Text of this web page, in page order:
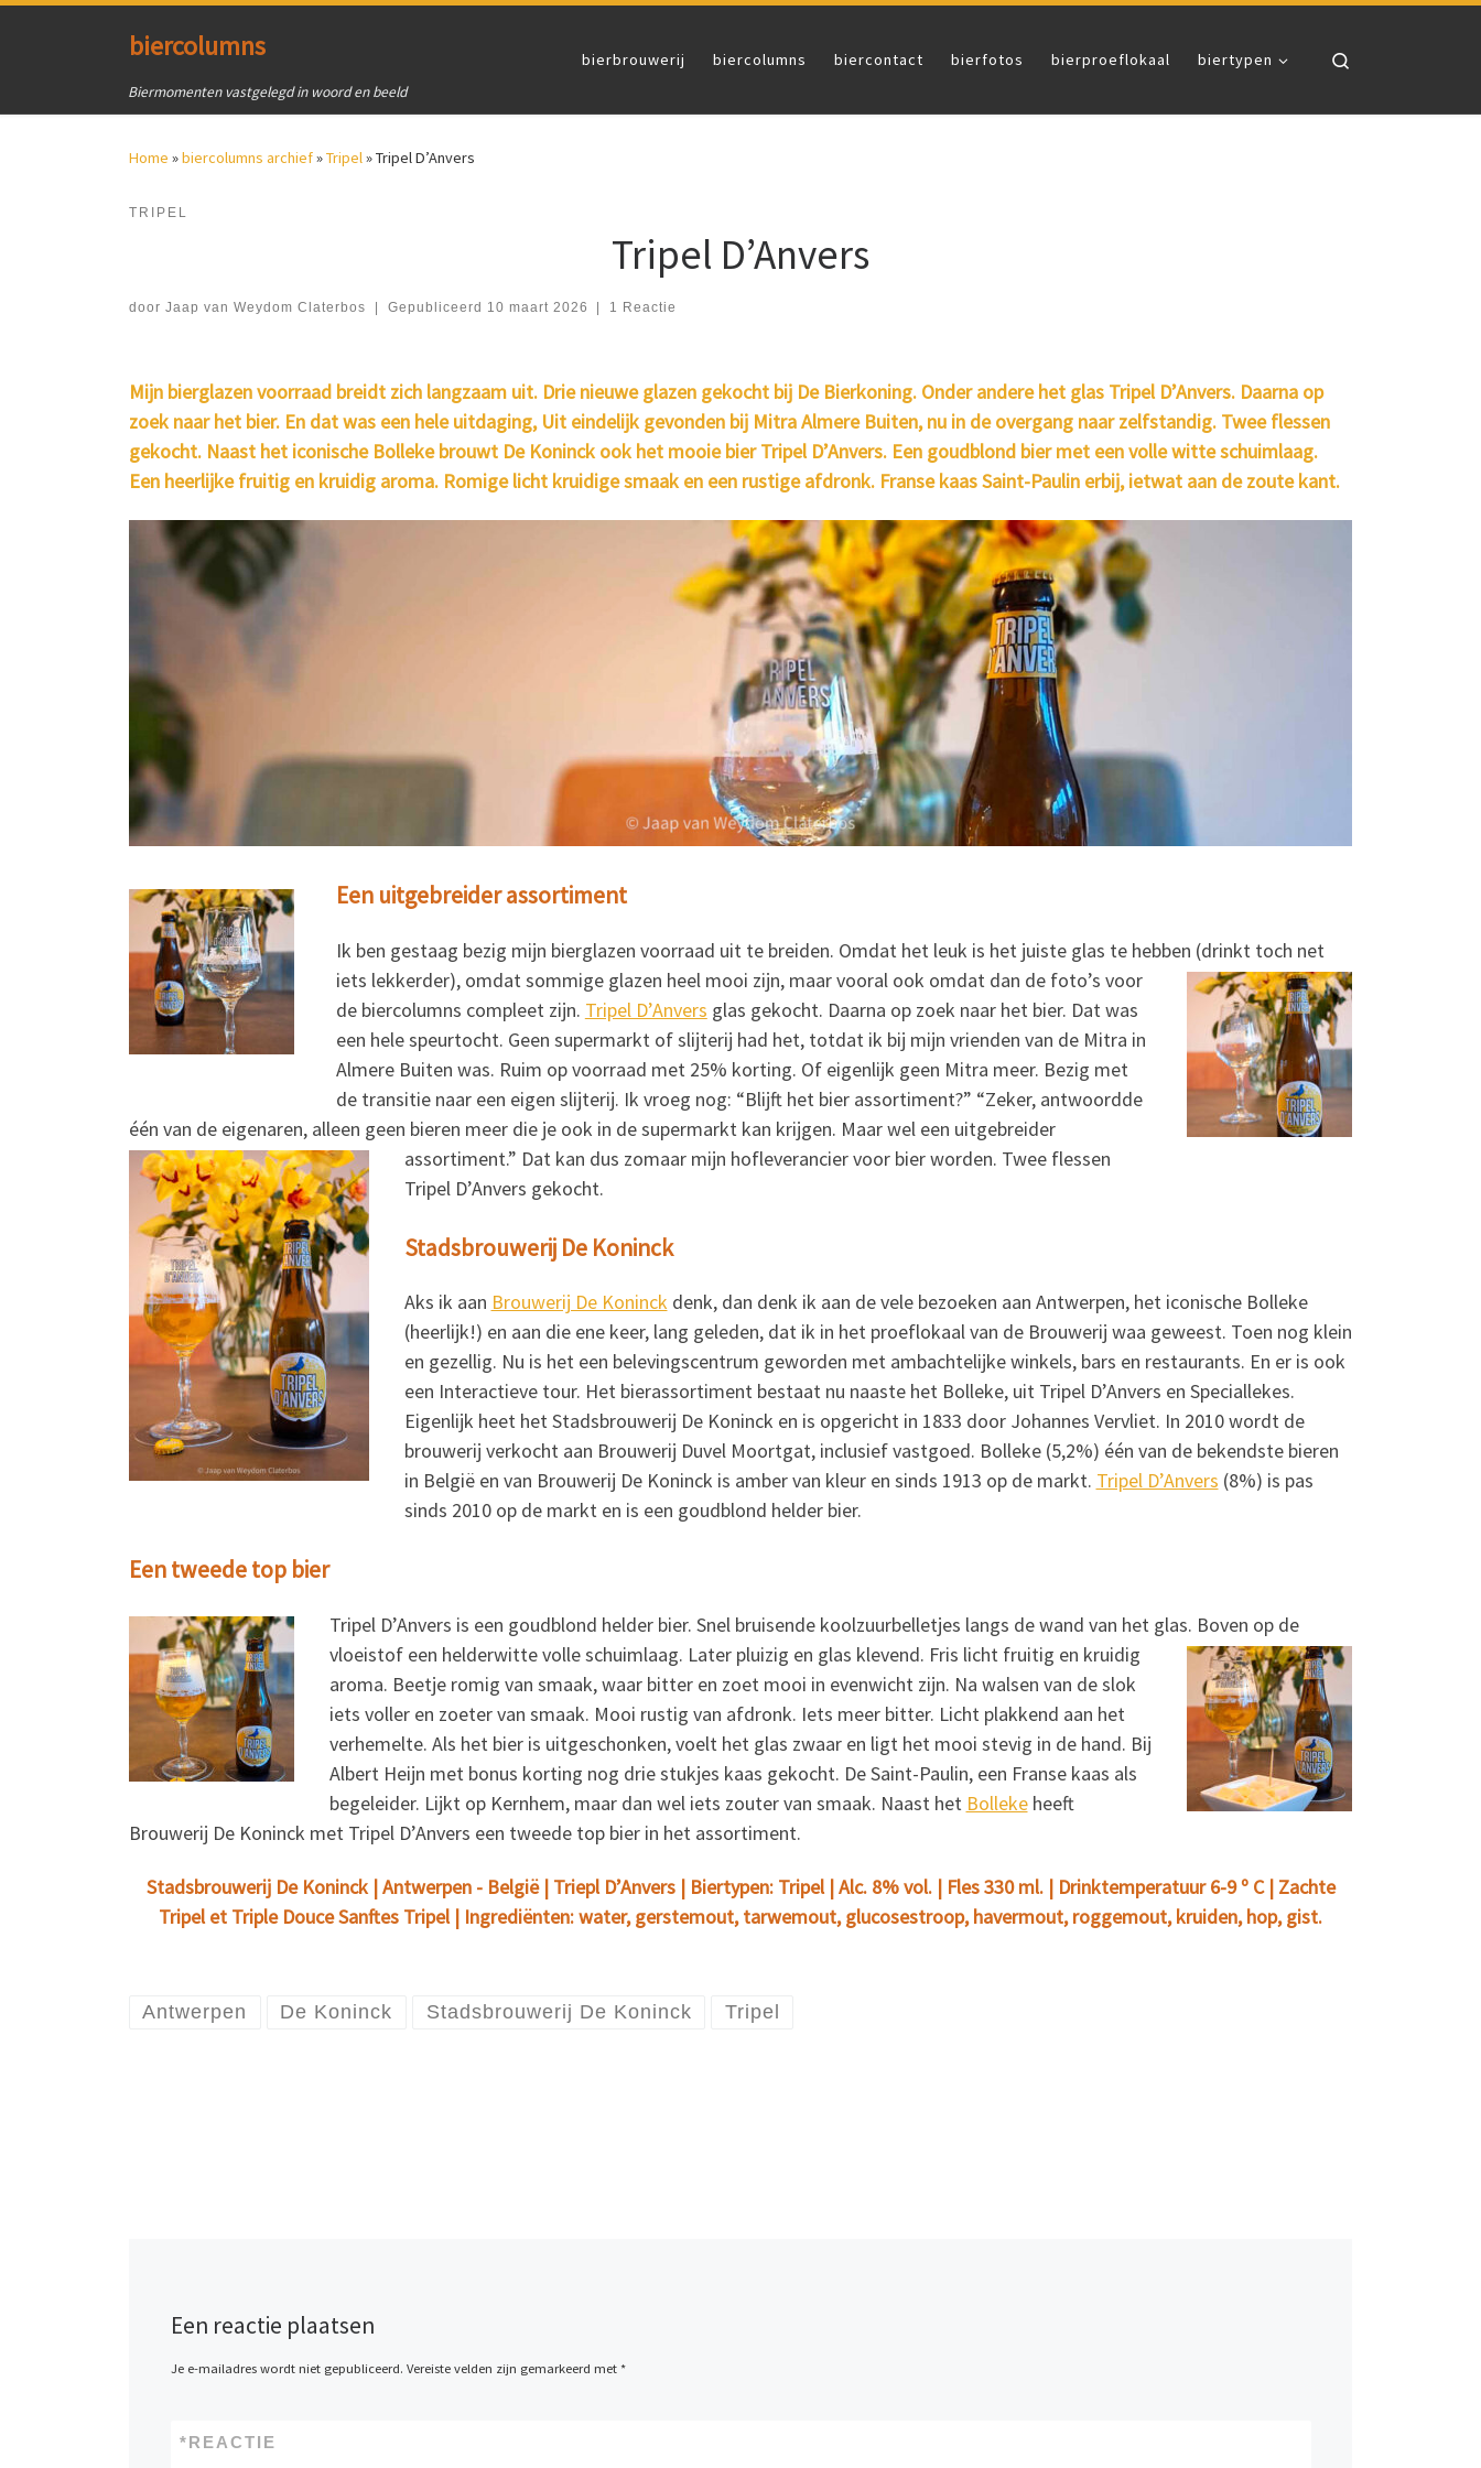
biercolumns
Biermomenten vastgelegd in woord en beeld
bierbrouwerij biercolumns biercontact bierfotos bierproeflokaal biertypen
Home »biercolumns archief»Tripel»Tripel D’Anvers
TRIPEL
Tripel D’Anvers
door Jaap van Weydom Claterbos Gepubliceerd 10 maart 2026 1 Reactie
Mijn bierglazen voorraad breidt zich langzaam uit. Drie nieuwe glazen gekocht bij De Bierkoning. Onder andere het glas Tripel D’Anvers. Daarna op
zoek naar het bier. En dat was een hele uitdaging, Uit eindelijk gevonden bij Mitra Almere Buiten, nu in de overgang naar zelfstandig. Twee flessen
gekocht. Naast het iconische Bolleke brouwt De Koninck ook het mooie bier Tripel D’Anvers. Een goudblond bier met een volle witte schuimlaag.
Een heerlijke fruitig en kruidig aroma. Romige licht kruidige smaak en een rustige afdronk. Franse kaas Saint-Paulin erbij, ietwat aan de zoute kant.
Een uitgebreider assortiment
Ik ben gestaag bezig mijn bierglazen voorraad uit te breiden. Omdat het leuk is het juiste glas te hebben (drinkt toch net
iets lekkerder), omdat sommige glazen heel mooi zijn, maar vooral ook omdat dan de foto’s voor
de biercolumns compleet zijn. Tripel D’Anvers glas gekocht. Daarna op zoek naar het bier. Dat was
een hele speurtocht. Geen supermarkt of slijterij had het, totdat ik bij mijn vrienden van de Mitra in
Almere Buiten was. Ruim op voorraad met 25% korting. Of eigenlijk geen Mitra meer. Bezig met
de transitie naar een eigen slijterij. Ik vroeg nog: “Blijft het bier assortiment?” “Zeker, antwoordde
één van de eigenaren, alleen geen bieren meer die je ook in de supermarkt kan krijgen. Maar wel een uitgebreider
assortiment.” Dat kan dus zomaar mijn hofleverancier voor bier worden. Twee flessen
Tripel D’Anvers gekocht.
Stadsbrouwerij De Koninck
Aks ik aan Brouwerij De Koninck denk, dan denk ik aan de vele bezoeken aan Antwerpen, het iconische Bolleke
(heerlijk!) en aan die ene keer, lang geleden, dat ik in het proeflokaal van de Brouwerij waa geweest. Toen nog klein
en gezellig. Nu is het een belevingscentrum geworden met ambachtelijke winkels, bars en restaurants. En er is ook
een Interactieve tour. Het bierassortiment bestaat nu naaste het Bolleke, uit Tripel D’Anvers en Speciallekes.
Eigenlijk heet het Stadsbrouwerij De Koninck en is opgericht in 1833 door Johannes Vervliet. In 2010 wordt de
brouwerij verkocht aan Brouwerij Duvel Moortgat, inclusief vastgoed. Bolleke (5,2%) één van de bekendste bieren
in België en van Brouwerij De Koninck is amber van kleur en sinds 1913 op de markt. Tripel D’Anvers (8%) is pas
sinds 2010 op de markt en is een goudblond helder bier.
Een tweede top bier
Tripel D’Anvers is een goudblond helder bier. Snel bruisende koolzuurbelletjes langs de wand van het glas. Boven op de
vloeistof een helderwitte volle schuimlaag. Later pluizig en glas klevend. Fris licht fruitig en kruidig
aroma. Beetje romig van smaak, waar bitter en zoet mooi in evenwicht zijn. Na walsen van de slok
iets voller en zoeter van smaak. Mooi rustig van afdronk. Iets meer bitter. Licht plakkend aan het
verhemelte. Als het bier is uitgeschonken, voelt het glas zwaar en ligt het mooi stevig in de hand. Bij
Albert Heijn met bonus korting nog drie stukjes kaas gekocht. De Saint-Paulin, een Franse kaas als
begeleider. Lijkt op Kernhem, maar dan wel iets zouter van smaak. Naast het Bollekeheeft
Brouwerij De Koninck met Tripel D’Anvers een tweede top bier in het assortiment.
Stadsbrouwerij De Koninck | Antwerpen - België | Triepl D’Anvers | Biertypen: Tripel | Alc. 8% vol. | Fles 330 ml. | Drinktemperatuur 6-9 º C | Zachte
Tripel et Triple Douce Sanftes Tripel | Ingrediënten: water, gerstemout, tarwemout, glucosestroop, havermout, roggemout, kruiden, hop, gist.
Antwerpen De Koninck Stadsbrouwerij De Koninck Tripel
Een reactie plaatsen
Je e-mailadres wordt niet gepubliceerd. Vereiste velden zijn gemarkeerd met *
REACTIE
*